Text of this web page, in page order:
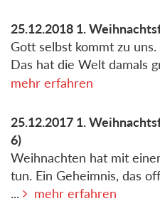
25.12.2018 1.
Gott selbst kommt zu
Das hat die Welt damals
mehr erfahren
25.12.2017 1.
6)
Weihnachten hat mit
tun. Ein Geheimnis, das
...
mehr erfahren